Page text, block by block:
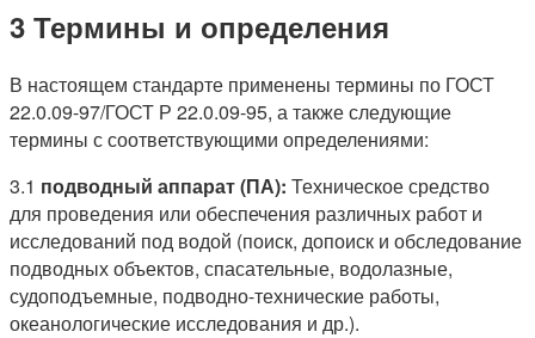
3 Термины и определения
В настоящем стандарте применены термины по ГОСТ
22.0.09-97/ГОСТ Р 22.0.09-95, а также следующие
термины с соответствующими определениями:
3.1 подводный аппарат (ПА): Техническое средство
для проведения или обеспечения различных работ и
исследований под водой (поиск, допоиск и обследование
подводных объектов, спасательные, водолазные,
судоподъемные, подводно-технические работы,
океанологические исследования и др.).